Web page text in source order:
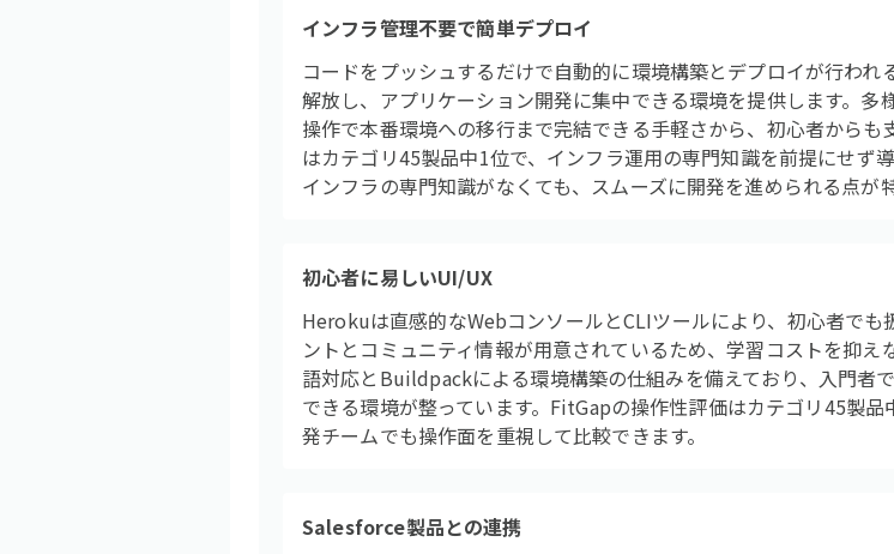
インフラ管理不要で簡単デプロイ
コードをプッシュするだけで自動的に環境構築とデプロイが行われ
解放し、アプリケーション開発に集中できる環境を提供します。
操作で本番環境への移行まで完結できる手軽さから、初心者から
はカテゴリ45製品中1位で、インフラ運用の専門知識を前提にせず
インフラの専門知識がなくても、スムーズに開発を進められる点が特
初心者に易しいUI/UX
Herokuは直感的なWebコンソールとCLIツールにより、初心者でも
ントとコミュニティ情報が用意されているため、学習コストを抑
語対応とBuildpackによる環境構築の仕組みを備えており、入門者
できる環境が整っています。FitGapの操作性評価はカテゴリ45製
発チームでも操作面を重視して比較できます。
Salesforce製品との連携